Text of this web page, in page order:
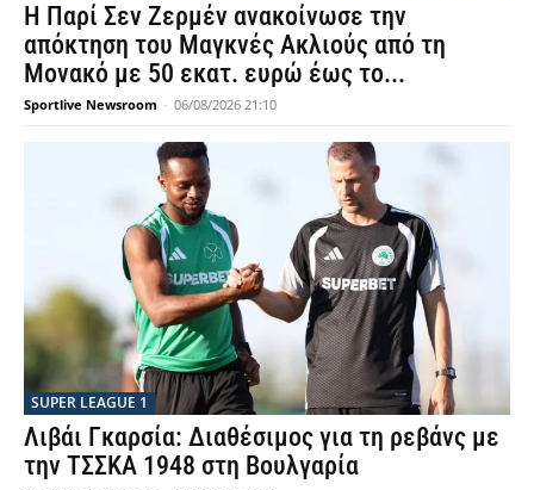
Η Παρί Σεν Ζερμέν ανακοίνωσε την
απόκτηση του Μαγκνές Ακλιούς από τη
Μονακό με 50 εκατ. ευρώ έως το...
Sportlive Newsroom - 06/08/2026 21:10
SUPER LEAGUE 1
Λιβάι Γκαρσία: Διαθέσιμος για τη ρεβάνς με
την ΤΣΣΚΑ 1948 στη Βουλγαρία